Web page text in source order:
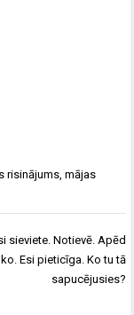
risinājums ,mājas
sieviete. Notievē. Apēd
Esi pieticīga. Ko tu tā
sapucējusies?